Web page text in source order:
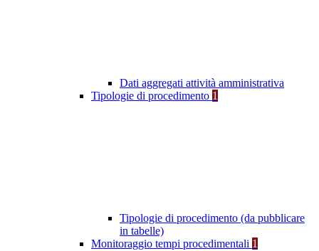
Dati aggregati attività amministrativa
Tipologie di procedimento 1
Tipologie di procedimento (da pubblicare
in tabelle)
Monitoraggio tempi procedimentali 1